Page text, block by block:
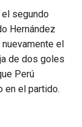
el segundo
Hernández
el
de dos goles
Perú
en el partido.